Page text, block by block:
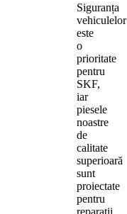
Siguranța
vehiculelor
este
o
prioritate
pentru
SKF,
iar
piesele
noastre
de
calitate
superioară
sunt
proiectate
pentru
reparații